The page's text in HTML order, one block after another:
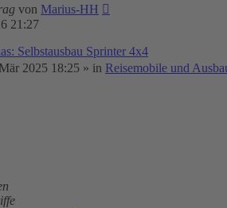
von Marius-HH
21:27
Selbstausbau Sprinter 4x4
2025 18:25 » in Reisemobile und